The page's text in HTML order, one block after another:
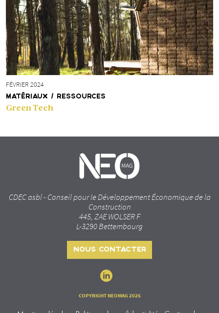
FÉVRIER 2024
MATÉRIAUX / RESSOURCES
Green Tech
CDEC asbl - Conseil pour le Développement Économique de la
Construction
445, ZAE WOLSER F
L-3290 Bettembourg
NOUS CONTACTER
COPYRIGHT NEOMAG 2026